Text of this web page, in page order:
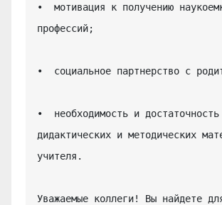
•  мотивация к получению
профессий;
•  социальное партнерство с
•  необходимость и достаточность
дидактических и методических
учителя.
Уважаемые коллеги! Вы найдете